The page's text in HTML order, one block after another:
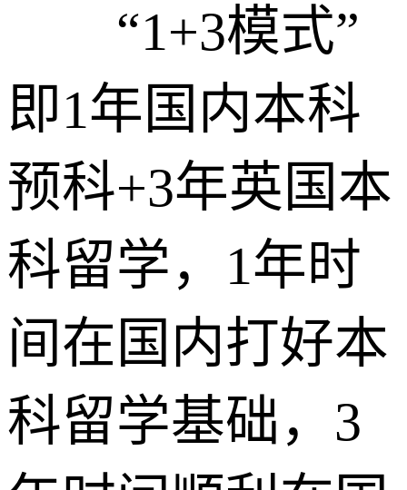
“1+3模式”
即1年国内本科
预科+3年英国本
科留学，1年时
间在国内打好本
科留学基础，3